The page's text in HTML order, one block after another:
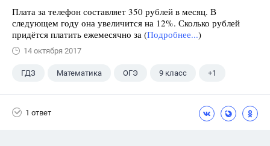
Плата за телефон составляет 350 рублей в месяц. В
следующем году она увеличится на 12%. Сколько рублей
придётся платить ежемесячно за (Подробнее...)
14 октября 2017
ГДЗ Математика ОГЭ 9 класс +1
1 ответ